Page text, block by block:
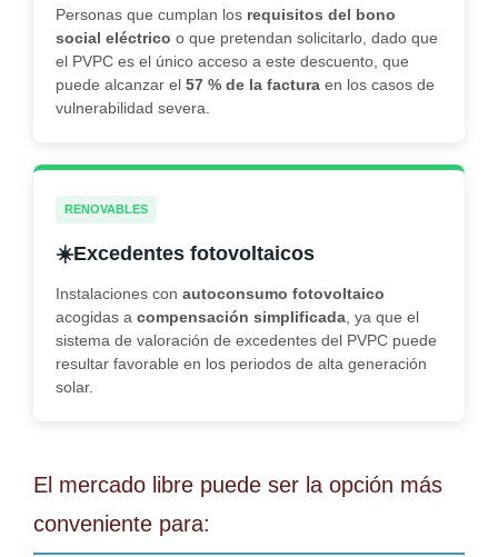
Personas que cumplan los requisitos del bono
social eléctrico o que pretendan solicitarlo, dado que
el PVPC es el único acceso a este descuento, que
puede alcanzar el 57 % de la factura en los casos de
vulnerabilidad severa.
RENOVABLES
☀️Excedentes fotovoltaicos
Instalaciones con autoconsumo fotovoltaico
acogidas a compensación simplificada , ya que el
sistema de valoración de excedentes del PVPC puede
resultar favorable en los periodos de alta generación
solar.
El mercado libre puede ser la opción más
conveniente para: